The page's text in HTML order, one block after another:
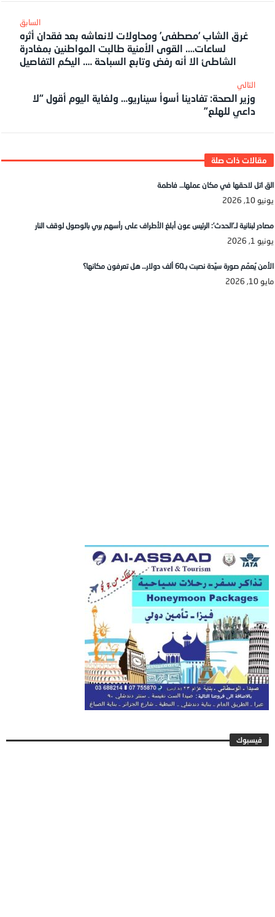
غرق الشاب ‘مصطفى’ ومحاولات لانعاشه بعد فقدان أثره
لساعات…. القوى الأمنية طالبت المواطنين بمغادرة
الشاطئ الا أنه رفض وتابع السباحة …. اليكم التفاصيل
‎التالي
وزير الصحة: تفادينا أسوأ سيناريو… ولغاية اليوم أقول “لا
داعي للهلع”
الق اتل لاحقها في مكان عملها… فاطمة
يونيو 10, 2026
مصادر لبنانية لـ’الحدث’: الرئيس عون أبلغ الأطراف على رأسهم بري بالوصول لوقف النار
يونيو 1, 2026
الأمن يُعمّم صورة سيّدة نصبت بـ60 ألف دولار… هل تعرفون مكانها؟
مايو 10, 2026
فيسبوك